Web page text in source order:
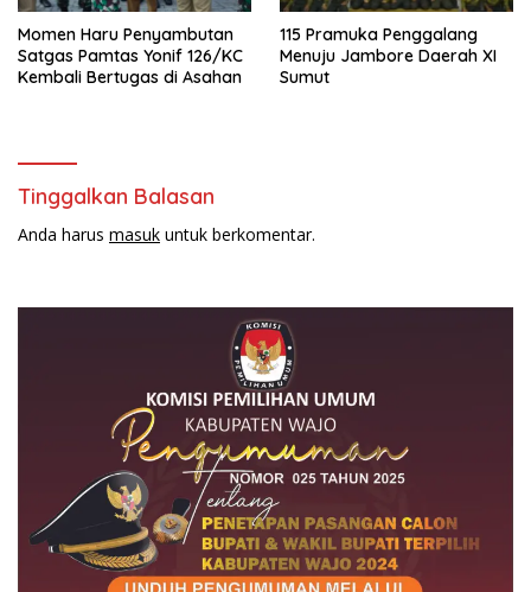
Momen Haru Penyambutan
Satgas Pamtas Yonif 126/KC
Kembali Bertugas di Asahan
115 Pramuka Penggalang
Menuju Jambore Daerah XI
Sumut
Tinggalkan Balasan
Anda harus masuk untuk berkomentar.